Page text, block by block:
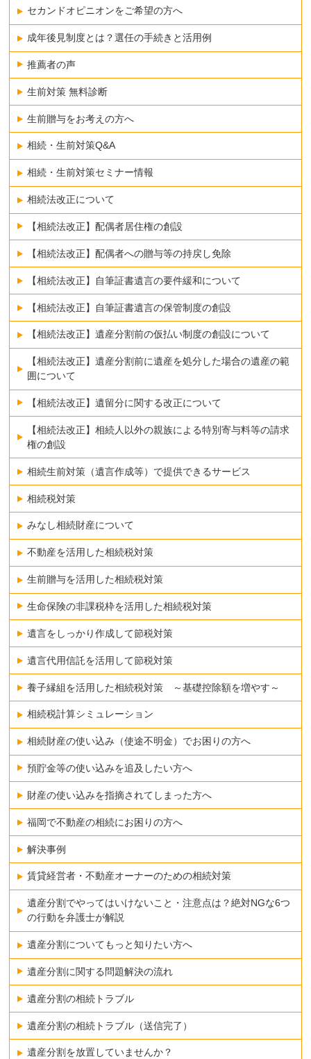
セカンドオピニオンをご希望の方へ
成年後見制度とは？選任の手続きと活用例
推薦者の声
生前対策 無料診断
生前贈与をお考えの方へ
相続・生前対策Q&A
相続・生前対策セミナー情報
相続法改正について
【相続法改正】配偶者居住権の創設
【相続法改正】配偶者への贈与等の持戻し免除
【相続法改正】自筆証書遺言の要件緩和について
【相続法改正】自筆証書遺言の保管制度の創設
【相続法改正】遺産分割前の仮払い制度の創設について
【相続法改正】遺産分割前に遺産を処分した場合の遺産の範
囲について
【相続法改正】遺留分に関する改正について
【相続法改正】相続人以外の親族による特別寄与料等の請求
権の創設
相続生前対策（遺言作成等）で提供できるサービス
相続税対策
みなし相続財産について
不動産を活用した相続税対策
生前贈与を活用した相続税対策
生命保険の非課税枠を活用した相続税対策
遺言をしっかり作成して節税対策
遺言代用信託を活用して節税対策
養子縁組を活用した相続税対策 ～基礎控除額を増やす～
相続税計算シミュレーション
相続財産の使い込み（使途不明金）でお困りの方へ
預貯金等の使い込みを追及したい方へ
財産の使い込みを指摘されてしまった方へ
福岡で不動産の相続にお困りの方へ
解決事例
賃貸経営者・不動産オーナーのための相続対策
遺産分割でやってはいけないこと・注意点は？絶対NGな6つ
の行動を弁護士が解説
遺産分割についてもっと知りたい方へ
遺産分割に関する問題解決の流れ
遺産分割の相続トラブル
遺産分割の相続トラブル（送信完了）
遺産分割を放置していませんか？